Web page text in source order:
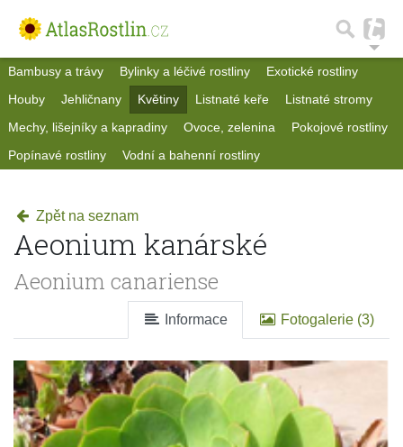
Bambusy a trávy Bylinky a léčivé rostliny
Exotické rostliny
Houby
Jehličnany Květiny Listnaté keře
Listnaté stromy
Mechy, lišejníky a kapradiny
Ovoce, zelenina
Pokojové rostliny
Popínavé rostliny
Vodní a bahenní rostliny
Zpět na seznam
Aeonium kanárské
Aeonium canariense
Informace Fotogalerie (3)